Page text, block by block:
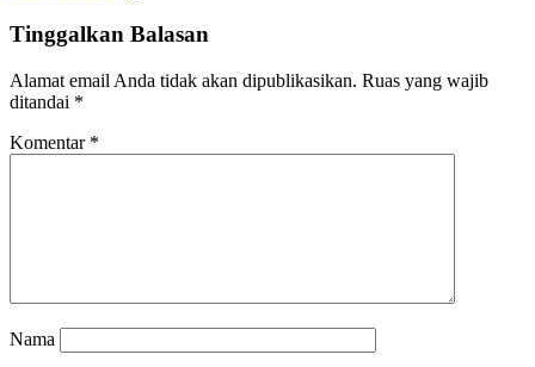
Tinggalkan Balasan
Alamat email Anda tidak akan dipublikasikan. Ruas yang wajib
ditandai *
Komentar *
Nama